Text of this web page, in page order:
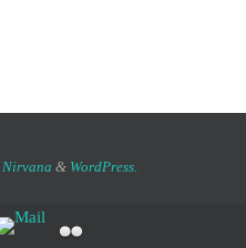
Nirvana & WordPress.